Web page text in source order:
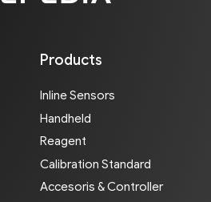
Products
Inline Sensors
Handheld
Reagent
Calibration Standard
Accesoris & Controller